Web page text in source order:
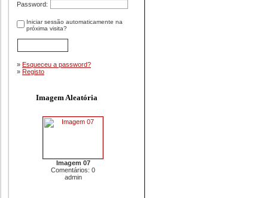
Password:
Iniciar sessão automaticamente na
próxima visita?
» Esqueceu a password?
» Registo
Imagem Aleatória
Imagem 07
Comentários: 0
admin